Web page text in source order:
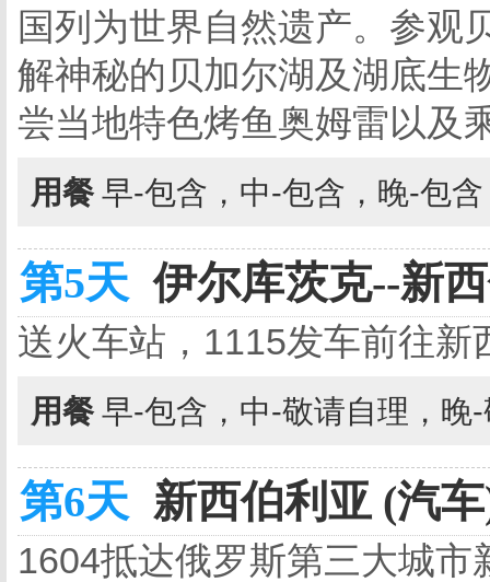
国列为世界自然遗产。参
解神秘的贝加尔湖及湖底生
尝当地特色烤鱼奥姆雷以及
用餐 早-包含，中-包含，晚-包
第5天 伊尔库茨克--新
送火车站，1115发车前往新
用餐 早-包含，中-敬请自理，晚
第6天 新西伯利亚 (汽
1604抵达俄罗斯第三大城